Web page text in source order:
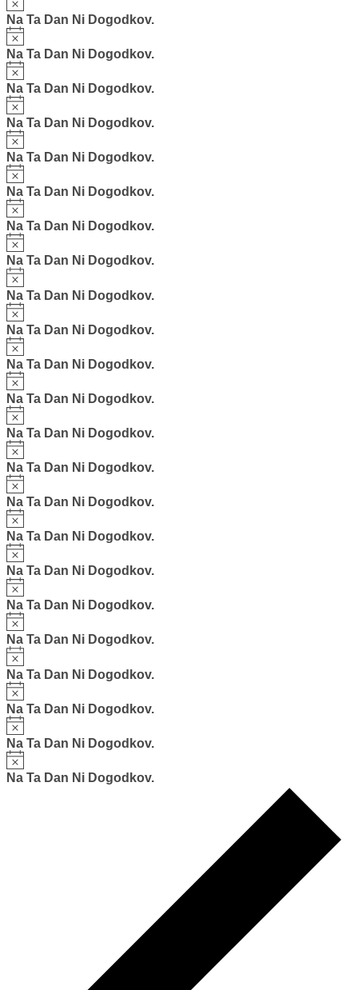
Na Ta Dan Ni Dogodkov.
Notice
Na Ta Dan Ni Dogodkov.
Notice
Na Ta Dan Ni Dogodkov.
Notice
Na Ta Dan Ni Dogodkov.
Notice
Na Ta Dan Ni Dogodkov.
Notice
Na Ta Dan Ni Dogodkov.
Notice
Na Ta Dan Ni Dogodkov.
Notice
Na Ta Dan Ni Dogodkov.
Notice
Na Ta Dan Ni Dogodkov.
Notice
Na Ta Dan Ni Dogodkov.
Notice
Na Ta Dan Ni Dogodkov.
Notice
Na Ta Dan Ni Dogodkov.
Notice
Na Ta Dan Ni Dogodkov.
Notice
Na Ta Dan Ni Dogodkov.
Notice
Na Ta Dan Ni Dogodkov.
Notice
Na Ta Dan Ni Dogodkov.
Notice
Na Ta Dan Ni Dogodkov.
Notice
Na Ta Dan Ni Dogodkov.
Notice
Na Ta Dan Ni Dogodkov.
Notice
Na Ta Dan Ni Dogodkov.
Notice
Na Ta Dan Ni Dogodkov.
Notice
Na Ta Dan Ni Dogodkov.
Notice
Na Ta Dan Ni Dogodkov.